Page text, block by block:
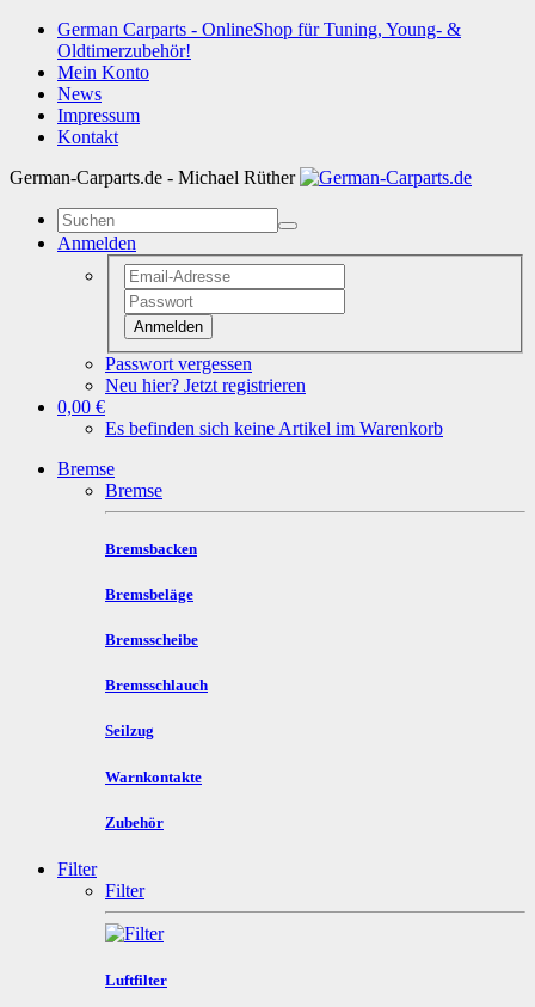
German Carparts - OnlineShop für Tuning, Young- &
Oldtimerzubehör!
Mein Konto
News
Impressum
Kontakt
German-Carparts.de - Michael Rüther
Anmelden
Anmelden
Passwort vergessen
Neu hier? Jetzt registrieren
0,00 €
Es befinden sich keine Artikel im Warenkorb
Bremse
Bremse
Bremsbacken
Bremsbeläge
Bremsscheibe
Bremsschlauch
Seilzug
Warnkontakte
Zubehör
Filter
Filter
Luftfilter